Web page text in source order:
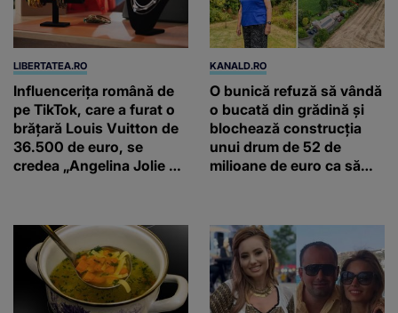
LIBERTATEA.RO
Influencerița română de
pe TikTok, care a furat o
brățară Louis Vuitton de
36.500 de euro, se
credea „Angelina Jolie de
KANALD.RO
O bunică refuză să vândă
o bucată din grădină și
blochează construcția
unui drum de 52 de
milioane de euro ca să